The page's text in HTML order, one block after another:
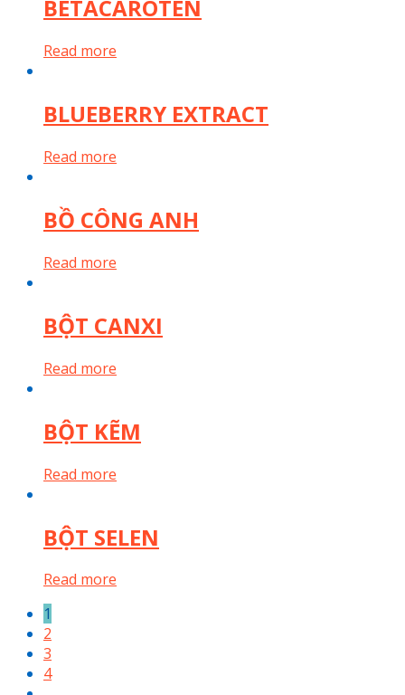
BETACAROTEN
Read more
BLUEBERRY EXTRACT
Read more
BỒ CÔNG ANH
Read more
BỘT CANXI
Read more
BỘT KẼM
Read more
BỘT SELEN
Read more
1
2
3
4